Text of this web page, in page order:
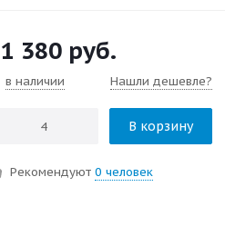
380 руб.
в наличии Нашли дешевле?
В корзину
Рекомендуют 0 человек